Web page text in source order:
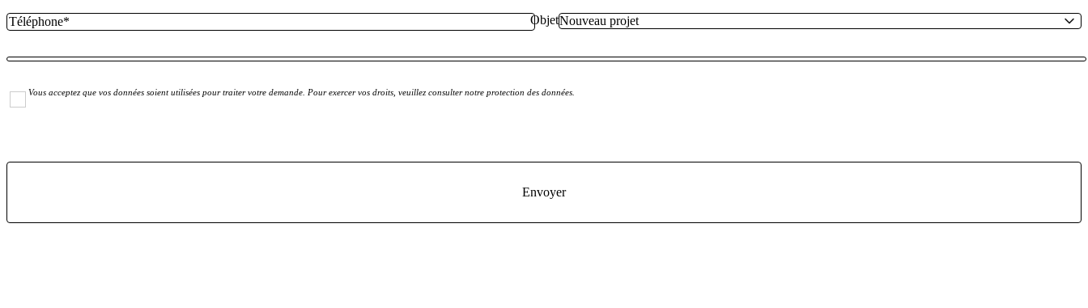
Objet
Vous acceptez que vos données soient utilisées pour traiter votre demande. Pour exercer vos droits, veuillez consulter notre protection des données.